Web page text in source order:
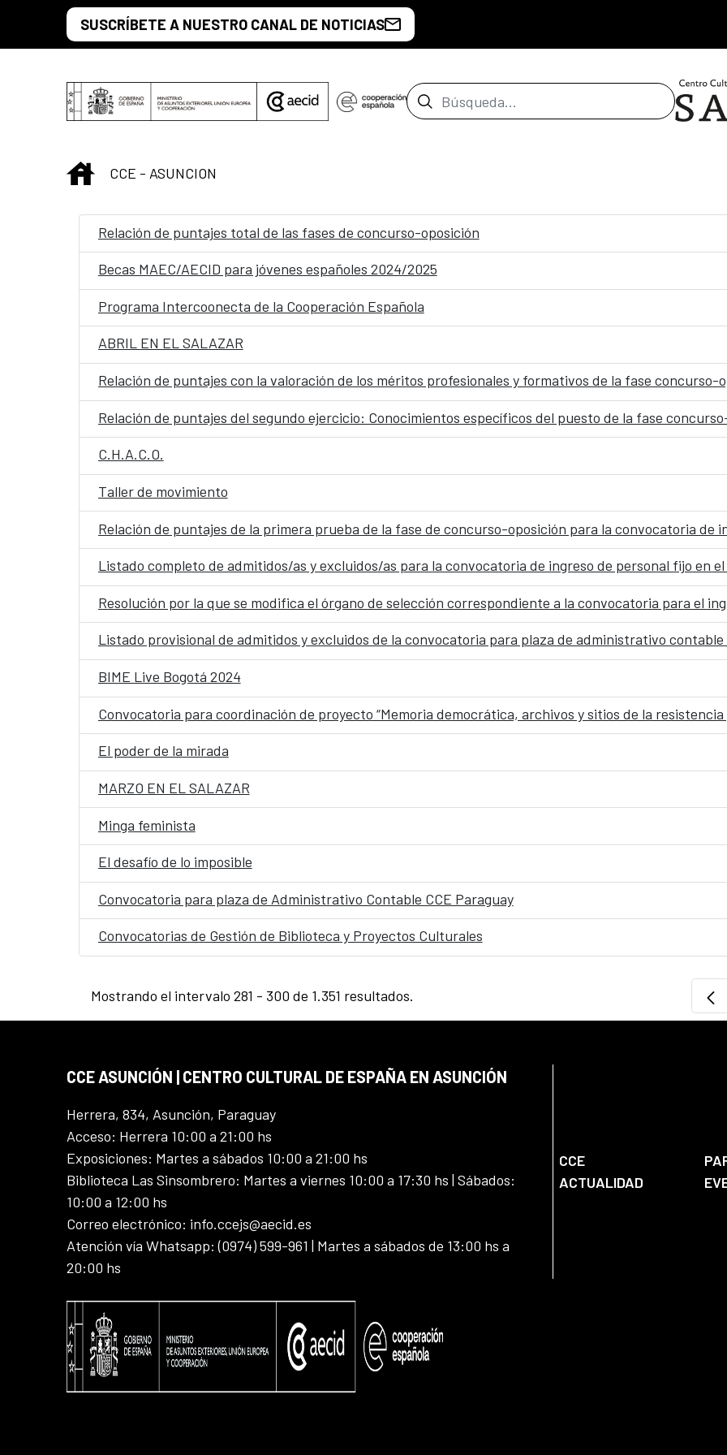
Saltar al contenido principal
SUSCRÍBETE A NUESTRO CANAL DE NOTICIAS
Barra de búsqueda
INICIO
CCE - ASUNCION
Relación de puntajes total de las fases de concurso-oposición
Becas MAEC/AECID para jóvenes españoles 2024/2025
Programa Intercoonecta de la Cooperación Española
ABRIL EN EL SALAZAR
Relación de puntajes con la valoración de los méritos profesionales y formativos de la fase concurso-
Relación de puntajes del segundo ejercicio: Conocimientos específicos del puesto de la fase
C.H.A.C.O.
Taller de movimiento
Listado completo de admitidos/as y excluidos/as para la convocatoria de ingreso de personal fijo en
Listado provisional de admitidos y excluidos de la convocatoria para plaza de administrativo contable
BIME Live Bogotá 2024
Convocatoria para coordinación de proyecto “Memoria democrática, archivos y sitios de la resistencia
El poder de la mirada
MARZO EN EL SALAZAR
Minga feminista
El desafío de lo imposible
Convocatoria para plaza de Administrativo Contable CCE Paraguay
Convocatorias de Gestión de Biblioteca y Proyectos Culturales
Mostrando el intervalo 281 - 300 de 1.351 resultados.
CCE ASUNCIÓN | CENTRO CULTURAL DE ESPAÑA EN ASUNCIÓN
Herrera, 834, Asunción, Paraguay
Acceso: Herrera 10:00 a 21:00 hs
Exposiciones: Martes a sábados 10:00 a 21:00 hs
Biblioteca Las Sinsombrero: Martes a viernes 10:00 a 17:30 hs | Sábados:
10:00 a 12:00 hs
Correo electrónico: info.ccejs@aecid.es
Atención vía Whatsapp: (0974) 599-961 | Martes a sábados de 13:00 hs a
20:00 hs
CCE
ACTUALIDAD